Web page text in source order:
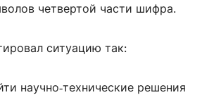
четвертой части шифра.
ситуацию так:
научно‑технические решения